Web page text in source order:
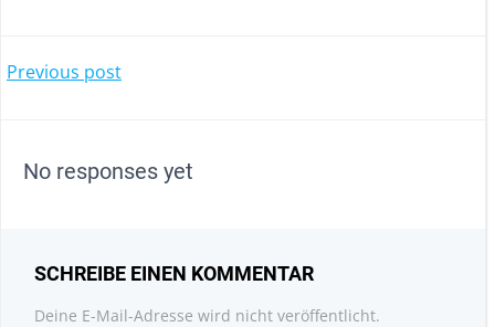
POST
Previous post
No responses yet
SCHREIBE EINEN KOMMENTAR
Deine E-Mail-Adresse wird nicht veröffentlicht.